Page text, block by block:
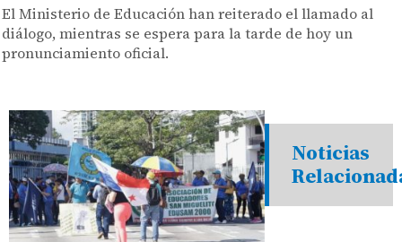
El Ministerio de Educación han reiterado el llamado al
diálogo, mientras se espera para la tarde de hoy un
pronunciamiento oficial.
Noticias